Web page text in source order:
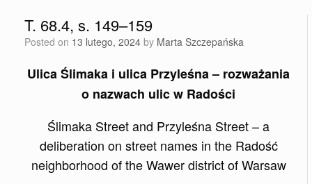
T. 68.4, s. 149–159
Posted on 13 lutego, 2024 by Marta Szczepańska
Ulica Ślimaka i ulica Przyleśna – rozważania
o nazwach ulic w Radości
Ślimaka Street and Przyleśna Street – a
deliberation on street names in the Radość
neighborhood of the Wawer district of Warsaw